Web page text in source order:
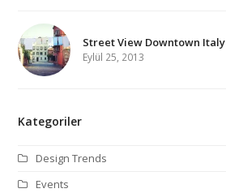
Street View Downtown Italy
Eylül 25, 2013
Kategoriler
Design Trends
Events